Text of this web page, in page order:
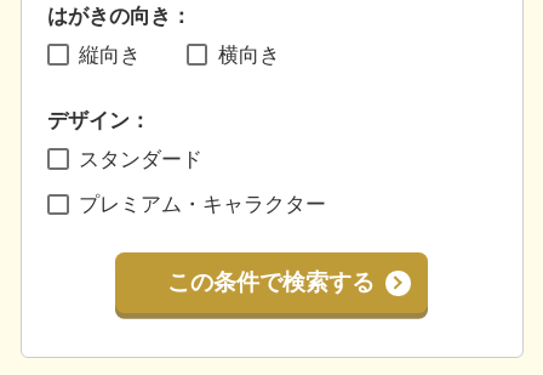
はがきの向き：
縦向き
横向き
デザイン：
スタンダード
プレミアム・キャラクター
この条件で検索する